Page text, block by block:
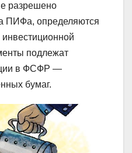
разрешено
ПИФа, определяются
подлежат
в ФСФР —
бумаг.